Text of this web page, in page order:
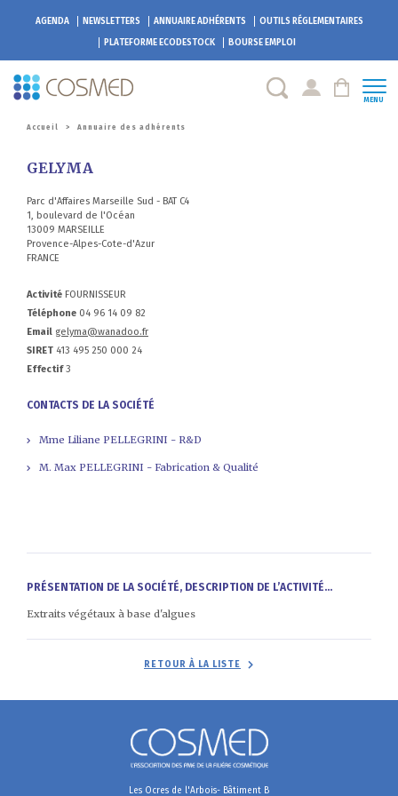
AGENDA NEWSLETTERS ANNUAIRE ADHÉRENTS
OUTILS RÉGLEMENTAIRES
PLATEFORMEECODESTOCK BOURSE EMPLOI
MENU
Accueil > Annuaire des adhérents
GELYMA
Parc d'Affaires Marseille Sud - BAT C4
1, boulevard de l'Océan
13009 MARSEILLE
Provence-Alpes-Cote-d'Azur
FRANCE
Activité FOURNISSEUR
Téléphone 04 96 14 09 82
Email gelyma@wanadoo.fr
SIRET 413 495 250 000 24
Effectif3
CONTACTS DE LA SOCIÉTÉ
Mme Liliane PELLEGRINI - R&D
M. Max PELLEGRINI - Fabrication & Qualité
PRÉSENTATION DE LA SOCIÉTÉ, DESCRIPTION DE L’ACTIVITÉ...
Extraits végétaux à base d'algues
RETOUR À LA LISTE
Les Ocres de l'Arbois- Bâtiment B